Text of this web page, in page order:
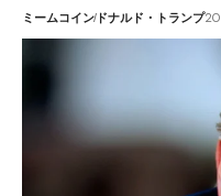
ミームコインドナルド・トランプ